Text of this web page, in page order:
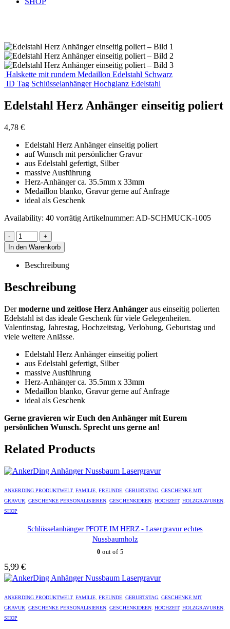
Halskette mit rundem Medaillon Edelstahl Schwarz
ID Tag Schlüsselanhänger Hochglanz Edelstahl
Edelstahl Herz Anhänger einseitig poliert
4,78 €
Edelstahl Herz Anhänger einseitig poliert
auf Wunsch mit persönlicher Gravur
aus Edelstahl gefertigt, Silber
massive Ausführung
Herz-Anhänger ca. 35.5mm x 33mm
Medaillon blanko, Gravur gerne auf Anfrage
ideal als Geschenk
Availability: 40 vorrätig Artikelnummer: AD-SCHMUCK-1005
-
+
In den Warenkorb
Beschreibung
Beschreibung
Dermoderne und zeitlose Herz Anhänger aus einseitig polierten
Edelstahl ist das ideale Geschenk für viele Gelegenheiten.
Valentinstag, Jahrestag, Hochzeitstag, Verlobung, Geburtstag und
viele weitere Anlässe.
Edelstahl Herz Anhänger einseitig poliert
aus Edelstahl gefertigt, Silber
massive Ausführung
Herz-Anhänger ca. 35.5mm x 33mm
Medaillon blanko, Gravur gerne auf Anfrage
ideal als Geschenk
Gerne gravieren wir Euch den Anhänger mit Eurem
persönlichen Wunsch. Sprecht uns gerne an!
Related Products
ANKERDING PRODUKTWELT, FAMILIE FREUNDE GEBURTSTAG GESCHENKE MIT
GRAVUR
GESCHENKE PERSONALISIEREN GESCHENKIDEEN HOCHZEIT, HOLZGRAVUREN
SHOP
Schlüsselanhänger PFOTE IM HERZ - Lasergravur echtes
Nussbaumholz
0 out of 5
5,99 €
ANKERDING PRODUKTWELT, FAMILIE FREUNDE GEBURTSTAG GESCHENKE MIT
GRAVUR
GESCHENKE PERSONALISIEREN GESCHENKIDEEN HOCHZEIT, HOLZGRAVUREN
SHOP